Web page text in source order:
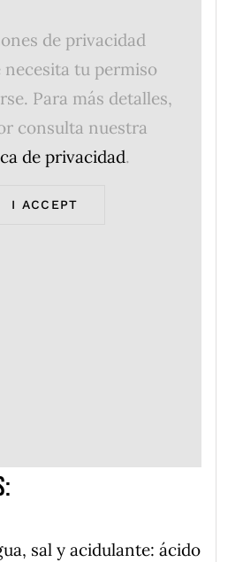
de privacidad
necesita tu permiso
Para más detalles,
consulta nuestra
de privacidad.
I ACCEPT
sal y acidulante: ácido